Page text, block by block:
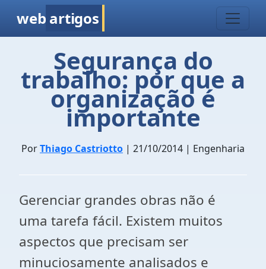
web artigos
Segurança do
trabalho: por que a
organização é
importante
PorThiago Castriotto | 21/10/2014 | Engenharia
Gerenciar grandes obras não é
uma tarefa fácil. Existem muitos
aspectos que precisam ser
minuciosamente analisados e